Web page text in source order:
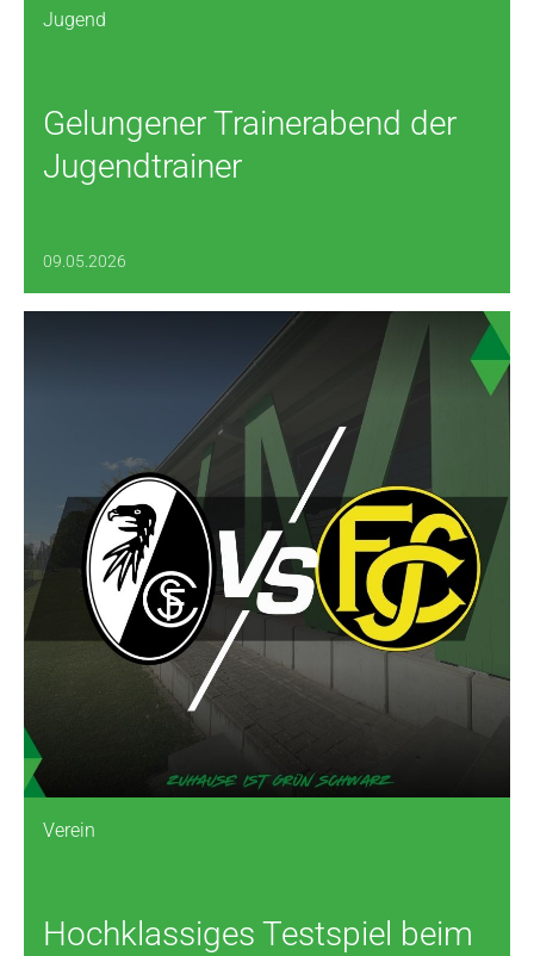
Jugend
Gelungener Trainerabend der
Jugendtrainer
09.05.2026
Verein
Hochklassiges Testspiel beim